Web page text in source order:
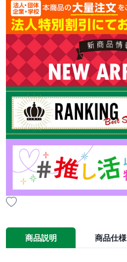
商品説明 商品仕様